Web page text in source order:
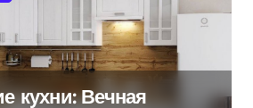
кухни: Вечная